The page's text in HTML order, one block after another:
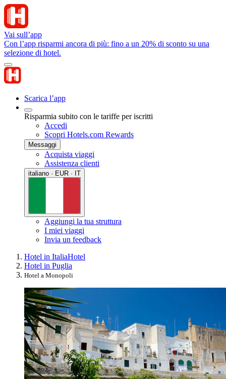
Vai sull’app
Con l’app risparmi ancora di più: fino a un 20% di sconto su una
selezione di hotel.
Scarica l’app
Risparmia subito con le tariffe per iscritti
Accedi
Scopri Hotels.com Rewards
Messaggi
Acquista viaggi
Assistenza clienti
italiano · EUR · IT
Aggiungi la tua struttura
I miei viaggi
Invia un feedback
Hotel in ItaliaHotel
Hotel in Puglia
Hotel a Monopoli